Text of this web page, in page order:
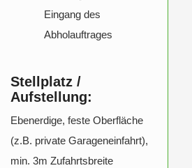
Eingang des
Abholauftrages
Stellplatz /
Aufstellung:
Ebenerdige, feste Oberfläche
(z.B. private Garageneinfahrt),
min. 3m Zufahrtsbreite